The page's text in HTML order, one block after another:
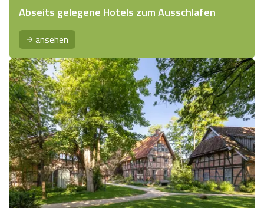
Abseits gelegene Hotels zum Ausschlafen
ansehen